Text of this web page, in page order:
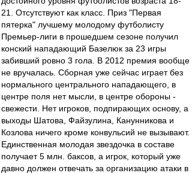
21. Отсутствуют как класс. Приз "Первая
пятерка" лучшему молодому футболисту
Премьер-лиги в прошедшем сезоне получил
конский нападающий Базелюк за 23 игры
забивший ровно 3 гола. В 2012 премия вообще
не вручалась. Сборная уже сейчас играет без
нормального центрального нападающего, в
центре поля нет мысли, в центре обороны -
свежести. Нет игроков, подпирающих основу, а
выходы Шатова, Файзулина, Канунникова и
Козлова ничего кроме конвульсий не вызывают.
Единственная молодая звездочка в составе
получает 5 млн. баксов, а игрок, который уже
давно должен отвечать за организацию атаки в